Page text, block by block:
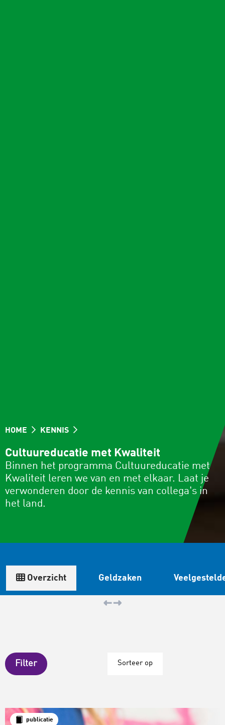
HOME KENNIS
Cultuureducatie met Kwaliteit
Binnen het programma Cultuureducatie met
Kwaliteit leren we van en met elkaar. Laat je
verwonderen door de kennis van collega's in
het land.
Overzicht Geldzaken
Filter Sorteer op
publicatie